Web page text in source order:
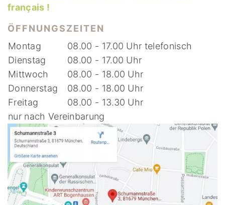
français !
ÖFFNUNGSZEITEN
Montag
08.00 - 17.00 Uhr telefonisch
Dienstag
08.00 - 17.00 Uhr
Mittwoch
08.00 - 18.00 Uhr
Donnerstag
08.00 - 18.00 Uhr
Freitag
08.00 - 13.30 Uhr
nur nach Vereinbarung